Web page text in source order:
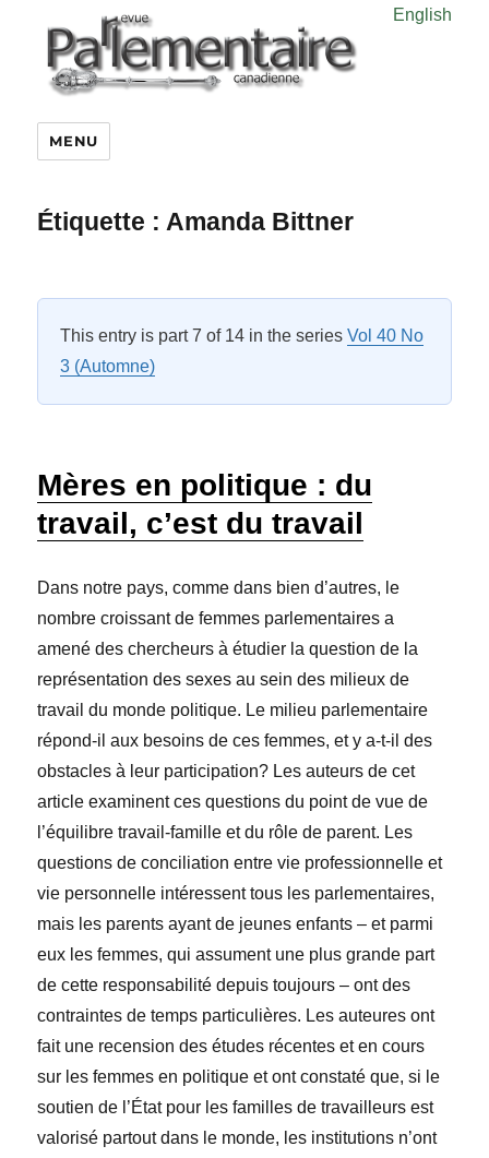
English
MENU
Étiquette : Amanda Bittner
This entry is part 7 of 14 in the seriesVol 40 No
3 (Automne)
Mères en politique : du
travail, c’est du travail
Dans notre pays, comme dans bien d’autres, le
nombre croissant de femmes parlementaires a
amené des chercheurs à étudier la question de la
représentation des sexes au sein des milieux de
travail du monde politique. Le milieu parlementaire
répond-il aux besoins de ces femmes, et y a-t-il des
obstacles à leur participation? Les auteurs de cet
article examinent ces questions du point de vue de
l’équilibre travail-famille et du rôle de parent. Les
questions de conciliation entre vie professionnelle et
vie personnelle intéressent tous les parlementaires,
mais les parents ayant de jeunes enfants – et parmi
eux les femmes, qui assument une plus grande part
de cette responsabilité depuis toujours – ont des
contraintes de temps particulières. Les auteures ont
fait une recension des études récentes et en cours
sur les femmes en politique et ont constaté que, si le
soutien de l’État pour les familles de travailleurs est
valorisé partout dans le monde, les institutions n’ont